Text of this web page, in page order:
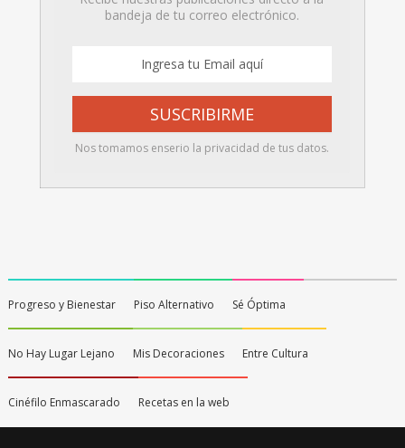
bandeja de tu correo electrónico.
Nos tomamos enserio la privacidad de tus datos.
Progreso y Bienestar Piso Alternativo Sé Óptima
No Hay Lugar Lejano Mis Decoraciones Entre Cultura
Cinéfilo Enmascarado Recetas en la web